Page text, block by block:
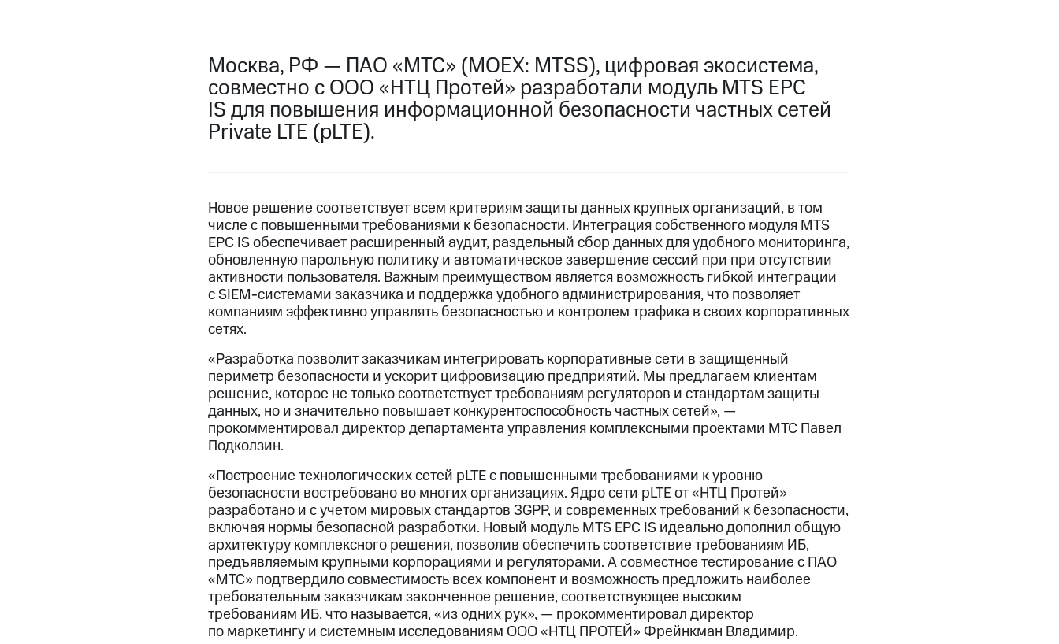
Москва, РФ — ПАО «МТС» (MOEX: MTSS), цифровая экосистема,
совместно с ООО «НТЦ Протей» разработали модуль MTS EPC
IS для повышения информационной безопасности частных сетей
Private LTE (pLTE).
Новое решение соответствует всем критериям защиты данных крупных организаций, в том
числе с повышенными требованиями к безопасности. Интеграция собственного модуля MTS
EPC IS обеспечивает расширенный аудит, раздельный сбор данных для удобного мониторинга,
обновленную парольную политику и автоматическое завершение сессий при при отсутствии
активности пользователя. Важным преимуществом является возможность гибкой интеграции
с SIEM-системами заказчика и поддержка удобного администрирования, что позволяет
компаниям эффективно управлять безопасностью и контролем трафика в своих корпоративных
сетях.
«Разработка позволит заказчикам интегрировать корпоративные сети в защищенный
периметр безопасности и ускорит цифровизацию предприятий. Мы предлагаем клиентам
решение, которое не только соответствует требованиям регуляторов и стандартам защиты
данных, но и значительно повышает конкурентоспособность частных сетей», —
прокомментировал директор департамента управления комплексными проектами МТС Павел
Подколзин.
«Построение технологических сетей pLTE с повышенными требованиями к уровню
безопасности востребовано во многих организациях. Ядро сети pLTE от «НТЦ Протей»
разработано и с учетом мировых стандартов 3GPP, и современных требований к безопасности,
включая нормы безопасной разработки. Новый модуль MTS EPC IS идеально дополнил общую
архитектуру комплексного решения, позволив обеспечить соответствие требованиям ИБ,
предъявляемым крупными корпорациями и регуляторами. А совместное тестирование с ПАО
«МТС» подтвердило совместимость всех компонент и возможность предложить наиболее
требовательным заказчикам законченное решение, соответствующее высоким
требованиям ИБ, что называется, «из одних рук», — прокомментировал директор
по маркетингу и системным исследованиям ООО «НТЦ ПРОТЕЙ» Фрейнкман Владимир.